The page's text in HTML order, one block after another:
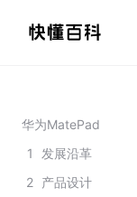
华为MatePad
1
发展沿革
2 产品设计